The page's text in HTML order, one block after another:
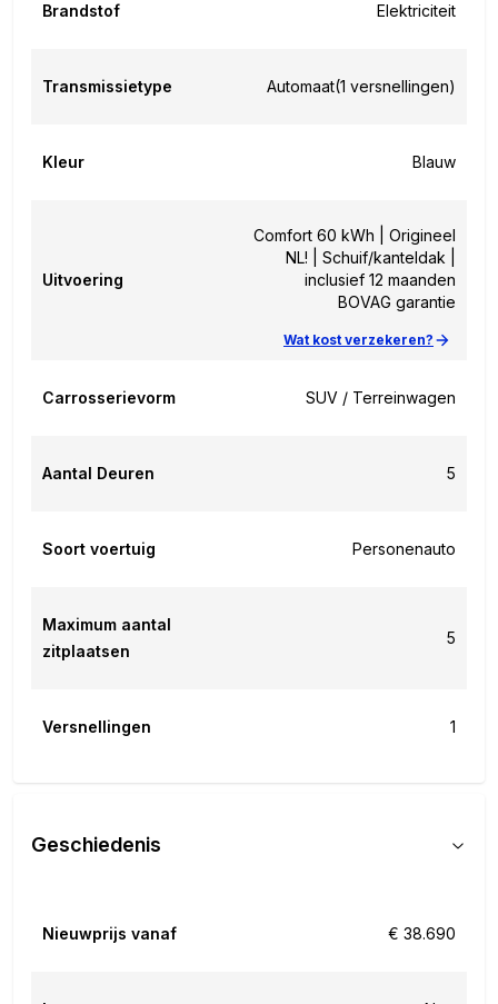
Brandstof Elektriciteit
Transmissietype Automaat(1 versnellingen)
Kleur Blauw
Uitvoering
Comfort 60 kWh | Origineel
NL! | Schuif/kanteldak |
inclusief 12 maanden
BOVAG garantie
Wat kost verzekeren?
Carrosserievorm SUV / Terreinwagen
Aantal Deuren 5
Soort voertuig Personenauto
Maximum aantal
zitplaatsen
5
Versnellingen 1
Geschiedenis
Nieuwprijs vanaf € 38.690